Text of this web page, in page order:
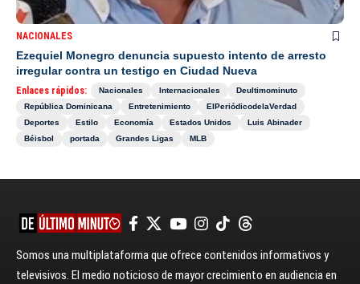
NACIONALES
Ezequiel Monegro denuncia supuesto intento de arresto
irregular contra un testigo en Ciudad Nueva
Enlaces rápidos: Nacionales Internacionales
Deultimominuto
República Dominicana
Entretenimiento
ElPeriódicodelaVerdad
Deportes
Estilo Economía Estados Unidos
Luis Abinader
Béisbol
portada Grandes Ligas MLB
Somos una multiplataforma que ofrece contenidos informativos y
televisivos. El medio noticioso de mayor crecimiento en audiencia en